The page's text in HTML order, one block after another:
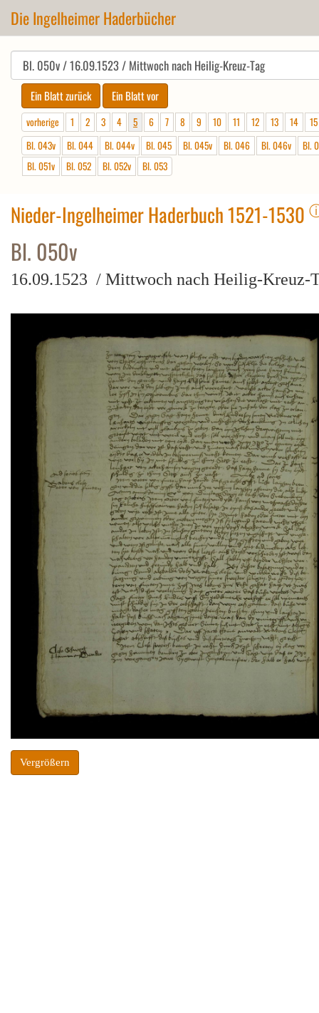
Die Ingelheimer Haderbücher
vorherige 1 2 3 4 5 6 7 8 9 10 11 12 13 14
15
Bl. 043v
Bl. 044 Bl. 044v Bl. 045 Bl. 045v Bl. 046 Bl. 046v
Bl.
Bl. 051v
Bl. 052 Bl. 052v Bl. 053
Nieder-Ingelheimer Haderbuch 1521-1530
Bl. 050v
16.09.1523 / Mittwoch nach Heilig-Kreuz-
Vergrößern